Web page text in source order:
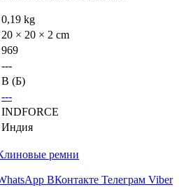
0,19 kg
20 × 20 × 2 cm
969
---
B (Б)
---
INDFORCE
Индия
ремни
ВКонтакте Телеграм Viber